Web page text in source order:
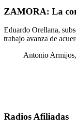
ZAMORA: La
Eduardo Orellana,
trabajo avanza de
Antonio
Radios Afiliadas